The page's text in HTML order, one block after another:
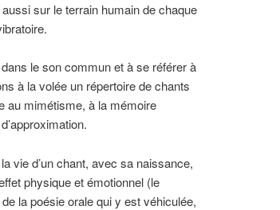
sur le terrain humain de chaque
le son commun et à se référer à
à la volée un répertoire de chants
au mimétisme, à la mémoire
vie d’un chant, avec sa naissance,
physique et émotionnel (le
la poésie orale qui y est véhiculée,